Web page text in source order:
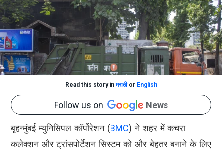
Read this story inमराठीor English
Follow us on News
बृहन्मुंबई म्युनिसिपल कॉर्पोरेशन (BMC) ने शहर में कचरा
कलेक्शन और ट्रांसपोर्टेशन सिस्टम को और बेहतर बनाने के लिए